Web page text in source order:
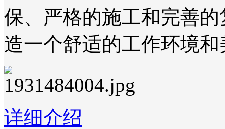
保、严格的施工和完善
造一个舒适的工作环境
详细介绍